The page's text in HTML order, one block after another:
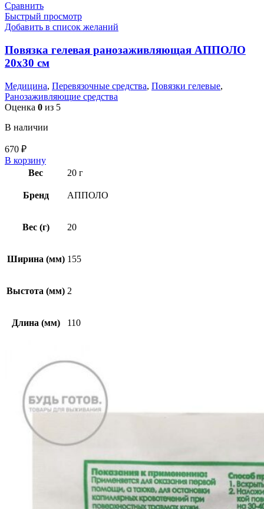
Сравнить
Быстрый просмотр
Добавить в список желаний
Повязка гелевая ранозаживляющая АППОЛО
20х30 см
Медицина, Перевязочные средства, Повязки гелевые,
Ранозаживляющие средства
Оценка 0 из 5
В наличии
670 ₽
В корзину
Вес
20 г
Бренд АППОЛО
Вес (г) 20
Ширина (мм) 155
Выстота (мм) 2
Длина (мм) 110